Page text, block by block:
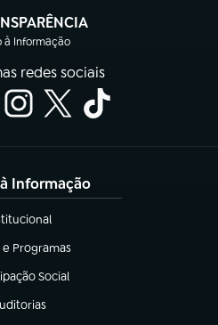
à Informação
(abre em nova aba)
redes sociais
Informação
em nova aba)
Programas
nova aba)
Social
nova aba)
em nova aba)